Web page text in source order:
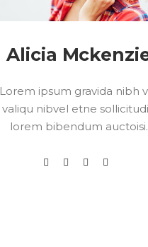
Alicia
Lorem ipsum gravida nibh
valiqu nibvel etne
lorem bibendum auctoisi.